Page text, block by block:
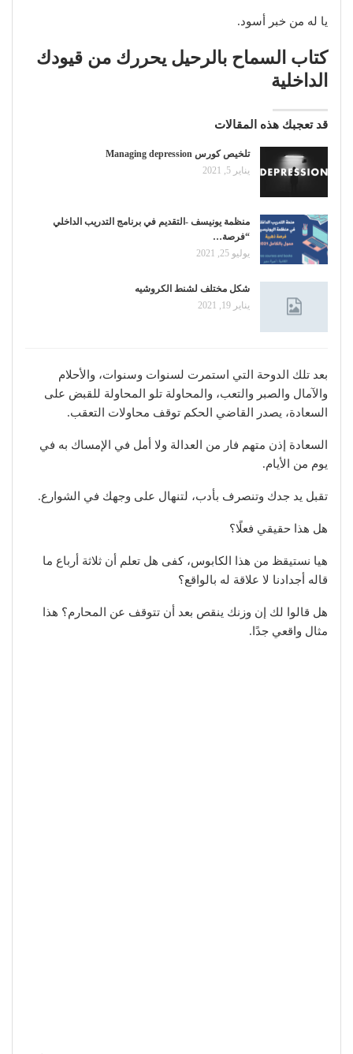
يا له من خبر أسود.
كتاب السماح بالرحيل يحررك من قيودك
الداخلية
قد تعجبك هذه المقالات
تلخيص كورس Managing depression
يناير 5, 2021
منظمة يونيسف -التقديم في برنامج التدريب الداخلي
“فرصة…
يوليو 25, 2021
شكل مختلف لشنط الكروشيه
يناير 19, 2021
بعد تلك الدوحة التي استمرت لسنوات وسنوات، والأحلام
والآمال والصبر والتعب، والمحاولة تلو المحاولة للقبض على
السعادة، يصدر القاضي الحكم توقف محاولات التعقب.
السعادة إذن متهم فار من العدالة ولا أمل في الإمساك به في
يوم من الأيام.
تقبل يد جدك وتنصرف بأدب، لتنهال على وجهك في الشوارع.
هل هذا حقيقي فعلًا؟
هيا نستيقظ من هذا الكابوس، كفى هل تعلم أن ثلاثة أرباع ما
قاله أجدادنا لا علاقة له بالواقع؟
هل قالوا لك إن وزنك ينقص بعد أن تتوقف عن المحارم؟ هذا
مثال واقعي جدًا.